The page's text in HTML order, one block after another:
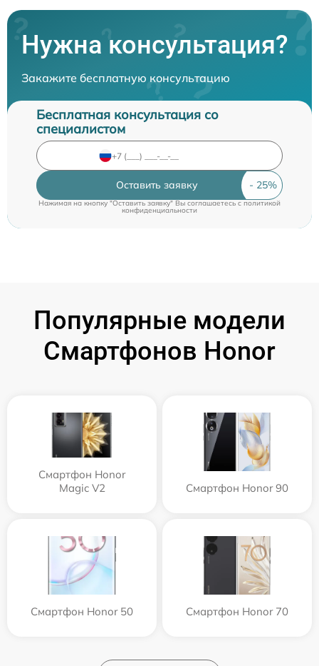
Нужна консультация?
Закажите бесплатную консультацию
Бесплатная консультация со
специалистом
Оставить заявку
Нажимая на кнопку "Оставить заявку" Вы соглашаетесь c политикой
конфиденциальности
Популярные модели
Смартфонов Honor
Смартфон Honor
Magic V2
Смартфон Honor 90
Смартфон Honor 50 Смартфон Honor 70